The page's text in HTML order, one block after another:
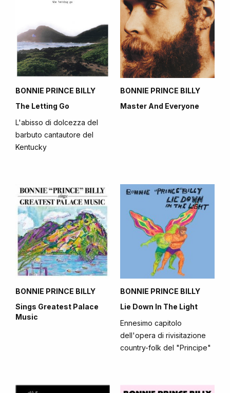
BONNIE PRINCE BILLY
The Letting Go
L'abisso di dolcezza del
barbuto cantautore del
Kentucky
BONNIE PRINCE BILLY
Master And Everyone
BONNIE PRINCE BILLY
Sings Greatest Palace
Music
BONNIE PRINCE BILLY
Lie Down In The Light
Ennesimo capitolo
dell'opera di rivisitazione
country-folk del "Principe"